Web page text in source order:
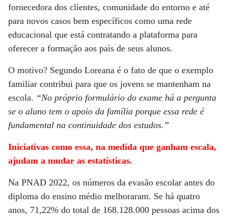
fornecedora dos clientes, comunidade do entorno e até
para novos casos bem específicos como uma rede
educacional que está contratando a plataforma para
oferecer a formação aos pais de seus alunos.
O motivo? Segundo Loreana é o fato de que o exemplo
familiar contribui para que os jovens se mantenham na
escola. “No próprio formulário do exame há a pergunta
se o aluno tem o apoio da família porque essa rede é
fundamental na continuidade dos estudos.”
Iniciativas como essa, na medida que ganham escala,
ajudam a mudar as estatísticas.
Na PNAD 2022, os números da evasão escolar antes do
diploma do ensino médio melhoraram. Se há quatro
anos, 71,22% do total de 168.128.000 pessoas acima dos